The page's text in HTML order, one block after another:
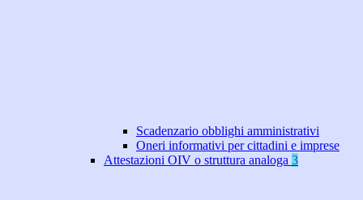
Scadenzario obblighi amministrativi
Oneri informativi per cittadini e imprese
Attestazioni OIV o struttura analoga 3